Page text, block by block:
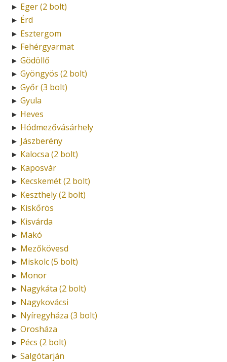
► Eger (2 bolt)
► Érd
► Esztergom
► Fehérgyarmat
► Gödöllő
► Gyöngyös (2 bolt)
► Győr (3 bolt)
► Gyula
► Heves
► Hódmezővásárhely
► Jászberény
► Kalocsa (2 bolt)
► Kaposvár
► Kecskemét (2 bolt)
► Keszthely (2 bolt)
► Kiskőrös
► Kisvárda
► Makó
► Mezőkövesd
► Miskolc (5 bolt)
► Monor
► Nagykáta (2 bolt)
► Nagykovácsi
► Nyíregyháza (3 bolt)
► Orosháza
► Pécs (2 bolt)
► Salgótarján